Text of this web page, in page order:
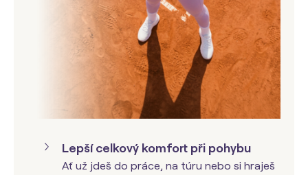
Lepší celkový komfort při pohybu
Ať už jdeš do práce, na túru nebo si hraješ